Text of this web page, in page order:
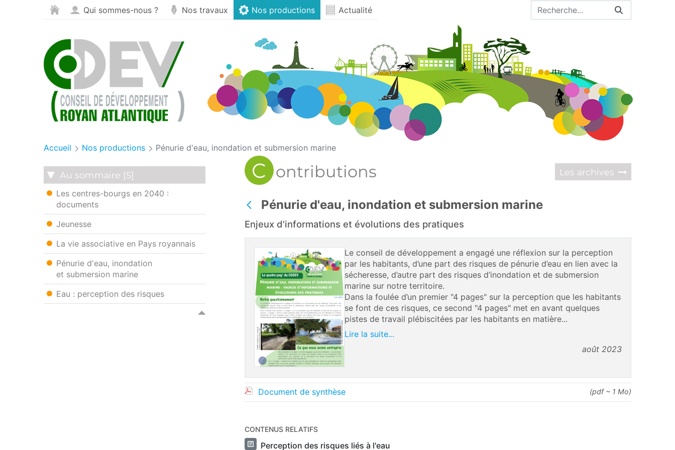
Saut au contenu Qui sommes-nous ? Nos travaux Nos productions Actualité
Accueil Nos productions Pénurie d'eau, inondation et submersion marine
Au sommaire [5]
Les centres-bourgs en 2040 :
documents
Jeunesse
La vie associative en Pays royannais
Pénurie d'eau, inondation
et submersion marine
Eau : perception des risques
C ontributions Les archives
Pénurie d'eau, inondation et submersion marine
Enjeux d'informations et évolutions des pratiques
Le conseil de développement a engagé une réflexion sur la perception
par les habitants, d’une part des risques de pénurie d’eau en lien avec la
sécheresse, d’autre part des risques d’inondation et de submersion
marine sur notre territoire.
Dans la foulée d’un premier "4 pages" sur la perception que les habitants
se font de ces risques, ce second "4 pages" met en avant quelques
pistes de travail plébiscitées par les habitants en matière...
Lire la suite...
août 2023
Document de synthèse (pdf ~ 1 Mo)
CONTENUS RELATIFS
Perception des risques liés à l'eau
Panneau de gestion des cookies